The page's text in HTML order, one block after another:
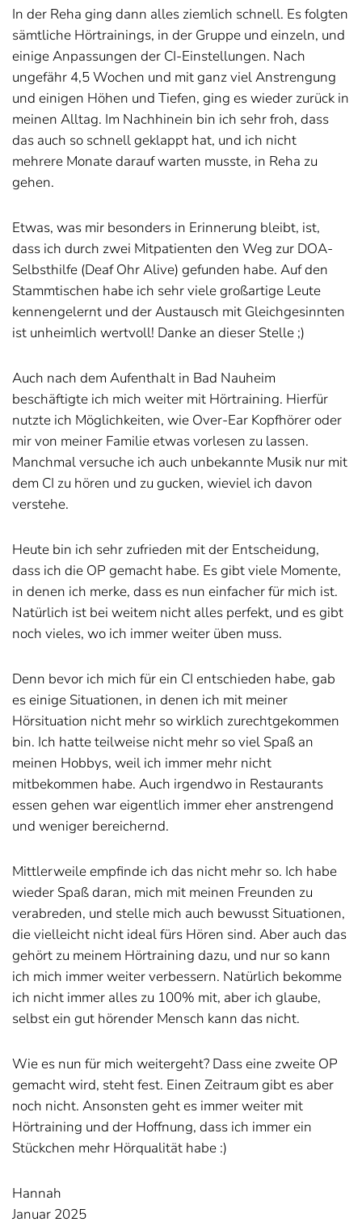
In der Reha ging dann alles ziemlich schnell. Es folgten
sämtliche Hörtrainings, in der Gruppe und einzeln, und
einige Anpassungen der CI-Einstellungen. Nach
ungefähr 4,5 Wochen und mit ganz viel Anstrengung
und einigen Höhen und Tiefen, ging es wieder zurück in
meinen Alltag. Im Nachhinein bin ich sehr froh, dass
das auch so schnell geklappt hat, und ich nicht
mehrere Monate darauf warten musste, in Reha zu
gehen.
Etwas, was mir besonders in Erinnerung bleibt, ist,
dass ich durch zwei Mitpatienten den Weg zur DOA-
Selbsthilfe (Deaf Ohr Alive) gefunden habe. Auf den
Stammtischen habe ich sehr viele großartige Leute
kennengelernt und der Austausch mit Gleichgesinnten
ist unheimlich wertvoll! Danke an dieser Stelle ;)
Auch nach dem Aufenthalt in Bad Nauheim
beschäftigte ich mich weiter mit Hörtraining. Hierfür
nutzte ich Möglichkeiten, wie Over-Ear Kopfhörer oder
mir von meiner Familie etwas vorlesen zu lassen.
Manchmal versuche ich auch unbekannte Musik nur mit
dem CI zu hören und zu gucken, wieviel ich davon
verstehe.
Heute bin ich sehr zufrieden mit der Entscheidung,
dass ich die OP gemacht habe. Es gibt viele Momente,
in denen ich merke, dass es nun einfacher für mich ist.
Natürlich ist bei weitem nicht alles perfekt, und es gibt
noch vieles, wo ich immer weiter üben muss.
Denn bevor ich mich für ein CI entschieden habe, gab
es einige Situationen, in denen ich mit meiner
Hörsituation nicht mehr so wirklich zurechtgekommen
bin. Ich hatte teilweise nicht mehr so viel Spaß an
meinen Hobbys, weil ich immer mehr nicht
mitbekommen habe. Auch irgendwo in Restaurants
essen gehen war eigentlich immer eher anstrengend
und weniger bereichernd.
Mittlerweile empfinde ich das nicht mehr so. Ich habe
wieder Spaß daran, mich mit meinen Freunden zu
verabreden, und stelle mich auch bewusst Situationen,
die vielleicht nicht ideal fürs Hören sind. Aber auch das
gehört zu meinem Hörtraining dazu, und nur so kann
ich mich immer weiter verbessern. Natürlich bekomme
ich nicht immer alles zu 100% mit, aber ich glaube,
selbst ein gut hörender Mensch kann das nicht.
Wie es nun für mich weitergeht? Dass eine zweite OP
gemacht wird, steht fest. Einen Zeitraum gibt es aber
noch nicht. Ansonsten geht es immer weiter mit
Hörtraining und der Hoffnung, dass ich immer ein
Stückchen mehr Hörqualität habe :)
Hannah
Januar 2025